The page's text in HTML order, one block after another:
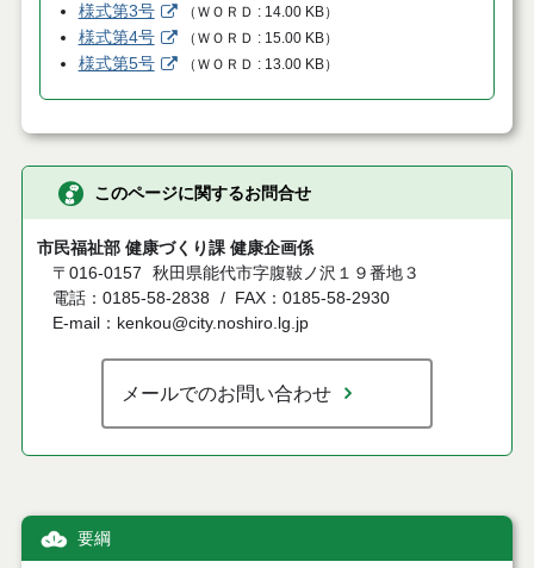
様式第3号 （ ＷＯＲＤ 14.00 KB）
様式第4号 （ ＷＯＲＤ 15.00 KB）
様式第5号 （ ＷＯＲＤ 13.00 KB）
このページに関するお問合せ
市民福祉部 健康づくり課 健康企画係
〒016-0157
秋田県能代市字腹鞁ノ沢１９番地３
電話：0185-58-2838
FAX：0185-58-2930
E-mail：kenkou@city.noshiro.lg.jp
メールでのお問い合わせ
要綱